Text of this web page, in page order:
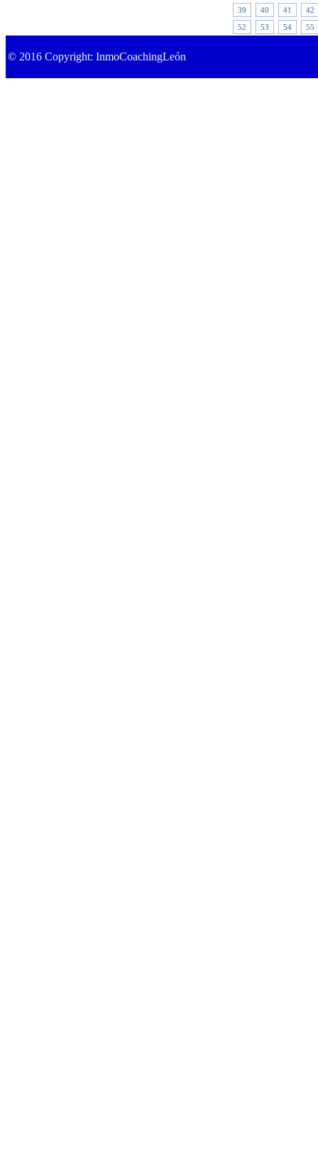
39
40 41
42
52
53 54 55
© 2016 Copyright: InmoCoachingLeón